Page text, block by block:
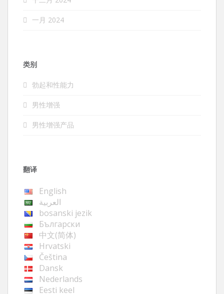
一月 2024
类别
勃起和性能力
男性增强
男性增强产品
翻译
English
العربية
bosanski jezik
Български
中文(简体)
Hrvatski
Čeština
Dansk
Nederlands
Eesti keel